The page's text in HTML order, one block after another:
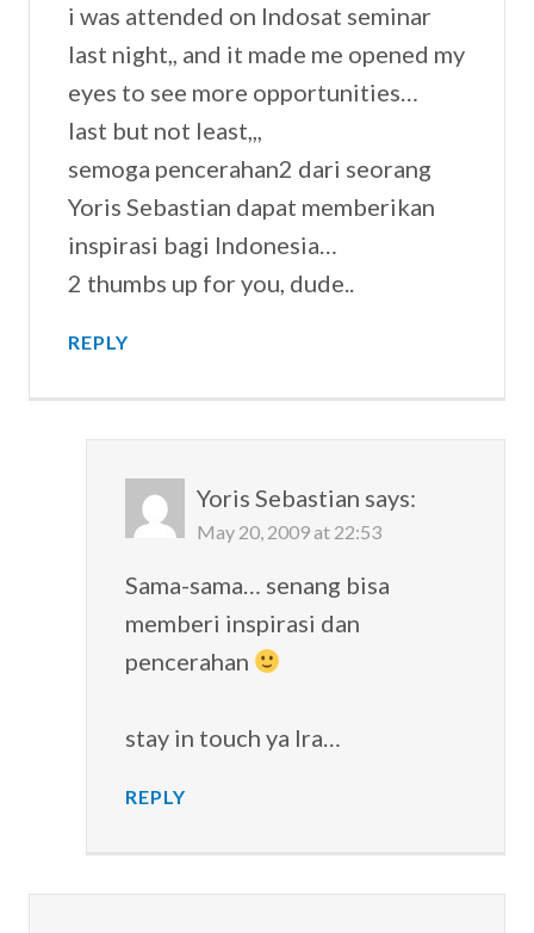
i was attended on Indosat seminar
last night,, and it made me opened my
eyes to see more opportunities…
last but not least,,,
semoga pencerahan2 dari seorang
Yoris Sebastian dapat memberikan
inspirasi bagi Indonesia…
2 thumbs up for you, dude..
REPLY
Yoris Sebastian says:
May 20, 2009 at 22:53
Sama-sama… senang bisa
memberi inspirasi dan
pencerahan
stay in touch ya Ira…
REPLY